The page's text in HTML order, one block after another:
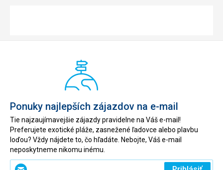
Ponuky najlepších zájazdov na e-mail
Tie najzaujímavejšie zájazdy pravidelne na Váš e-mail!
Preferujete exotické pláže, zasnežené ľadovce alebo plavbu
loďou? Vždy nájdete to, čo hľadáte. Nebojte, Váš e-mail
neposkytneme nikomu inému.
Zadajte